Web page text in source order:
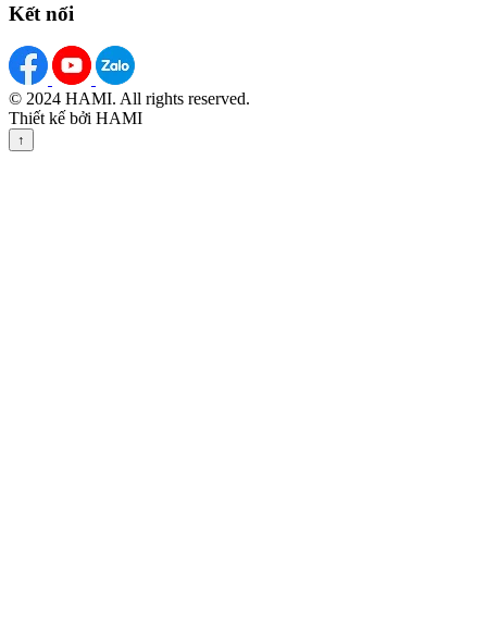
Kết nối
© 2024 HAMI. All rights reserved.
Thiết kế bởi HAMI
↑